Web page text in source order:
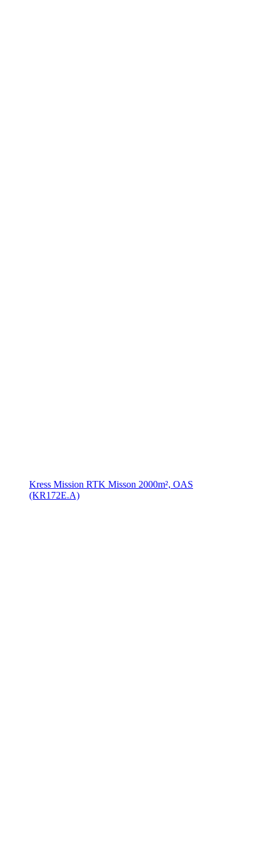
Kress Mission RTK Misson 2000m², OAS
(KR172E.A)